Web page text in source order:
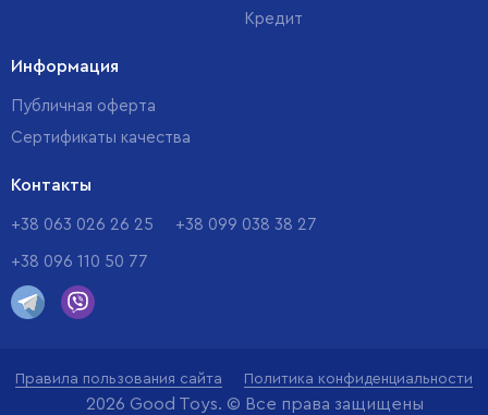
Кредит
Информация
Публичная оферта
Сертификаты качества
Контакты
+38 063 026 26 25 +38 099 038 38 27
+38 096 110 50 77
Правила пользования сайта Политика конфиденциальности
2026 Good Toys. © Все права защищены